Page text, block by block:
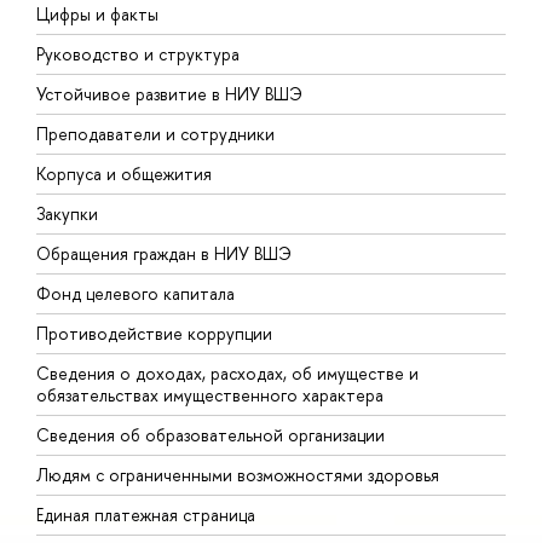
Цифры и факты
Руководство и структура
Устойчивое развитие в НИУ ВШЭ
Преподаватели и сотрудники
Корпуса и общежития
Закупки
Обращения граждан в НИУ ВШЭ
Фонд целевого капитала
Противодействие коррупции
Сведения о доходах, расходах, об имуществе и
обязательствах имущественного характера
Сведения об образовательной организации
Людям с ограниченными возможностями здоровья
Единая платежная страница